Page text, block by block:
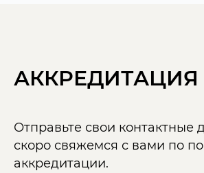
Отправьте свои контактные
скоро свяжемся с вами по
аккредитации.